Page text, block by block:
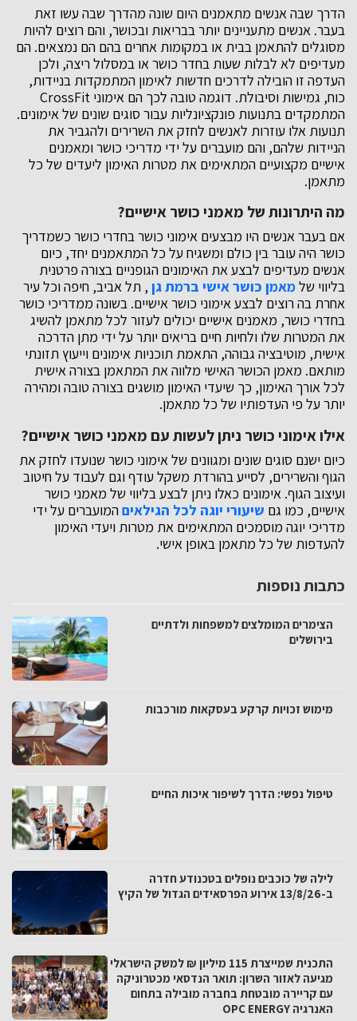
הדרך שבה אנשים מתאמנים היום שונה מהדרך שבה עשו זאת
בעבר. אנשים מתעניינים יותר בבריאות ובכושר, והם רוצים להיות
מסוגלים להתאמן בבית או במקומות אחרים בהם הם נמצאים. הם
מעדיפים לא לבלות שעות בחדר כושר או במסלול ריצה, ולכן
העדפה זו הובילה לדרכים חדשות לאימון המתמקדות בניידות,
כוח, גמישות וסיבולת.
דוגמה טובה לכך הם אימוני CrossFit
המתמקדים בתנועות פונקציונליות עבור סוגים שונים של אימונים.
תנועות אלו עוזרות לאנשים לחזק את השרירים ולהגביר את
הניידות שלהם, והם מועברים על ידי מדריכי כושר ומאמנים
אישיים מקצועיים המתאימים את מטרות האימון ליעדים של כל
מתאמן.
מה היתרונות של מאמני כושר אישיים?
אם בעבר אנשים היו מבצעים אימוני כושר בחדרי כושר כשמדריך
כושר היה עובר בין כולם ומשגיח על כל המתאמנים יחד, כיום
אנשים מעדיפים לבצע את האימונים הגופניים בצורה פרטנית
בליווי שלמאמן כושר אישי ברמת גן , תל אביב, חיפה וכל עיר
אחרת בה רוצים לבצע אימוני כושר אישיים. בשונה ממדריכי כושר
בחדרי כושר, מאמנים אישיים יכולים לעזור לכל מתאמן להשיג
את המטרות שלו ולחיות חיים בריאים יותר על ידי מתן הדרכה
אישית, מוטיבציה גבוהה, התאמת תוכניות אימונים וייעוץ תזונתי
מותאם. מאמן הכושר האישי מלווה את המתאמן בצורה אישית
לכל אורך האימון, כך שיעדי האימון מושגים בצורה טובה ומהירה
יותר על פי העדפותיו של כל מתאמן.
אילו אימוני כושר ניתן לעשות עם מאמני כושר אישיים?
כיום ישנם סוגים שונים ומגוונים של אימוני כושר שנועדו לחזק את
הגוף והשרירים, לסייע בהורדת משקל עודף וגם לעבוד על חיטוב
ועיצוב הגוף. אימונים כאלו ניתן לבצע בליווי של מאמני כושר
אישיים, כמו גם שיעורי יוגה לכל הגילאיםהמועברים על ידי
מדריכי יוגה מוסמכים המתאימים את מטרות ויעדי האימון
להעדפות של כל מתאמן באופן אישי.
כתבות נוספות
הצימרים המומלצים למשפחות ולדתיים
בירושלים
מימוש זכויות קרקע בעסקאות מורכבות
טיפול נפשי: הדרך לשיפור איכות החיים
לילה של כוכבים נופלים בטכנודע חדרה
ב-13/8/26 אירוע הפרסאידים הגדול של הקיץ
התכנית שמייצרת 115 מיליון ₪ למשק הישראלי
מגיעה לאזור השרון: תואר הנדסאי מכטרוניקה
עם קריירה מובטחת בחברה מובילה בתחום
האנרגיה OPC ENERGY